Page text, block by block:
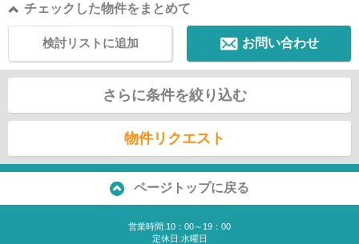
チェックした物件をまとめて
お問い合わせ
検討リストに追加
さらに条件を絞り込む
物件リクエスト
ページトップに戻る
営業時間:10：00～19：00
定休日:水曜日